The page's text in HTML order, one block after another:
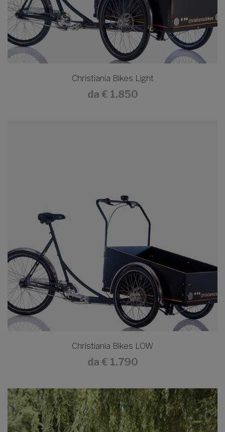
Christiania Bikes Light
da € 1.850
Christiania Bikes LOW
da € 1.790